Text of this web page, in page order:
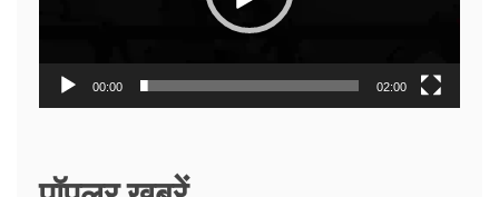
00:00 02:00